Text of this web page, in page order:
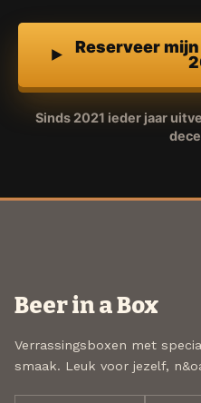
Reserveer
Sinds 2021 ieder jaar
Beer in a Box
Verrassingsboxen met
smaak. Leuk voor jezelf,